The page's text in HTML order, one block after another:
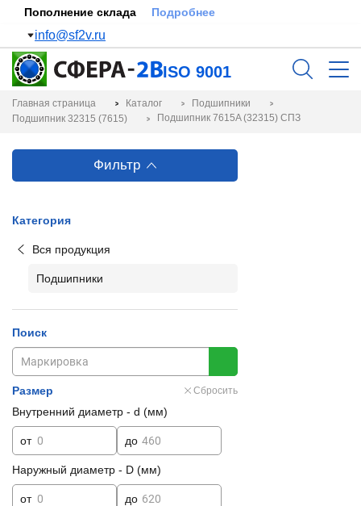
Пополнение склада Подробнее
info@sf2v.ru
ISO 9001
Главная страница Каталог
Подшипники
Подшипник 32315 (7615)
Подшипник 7615A (32315) СПЗ
Фильтр
Категория
Вся продукция
Подшипники
Поиск
Размер Сбросить
Внутренний диаметр - d (мм)
от до
Наружный диаметр - D (мм)
от до